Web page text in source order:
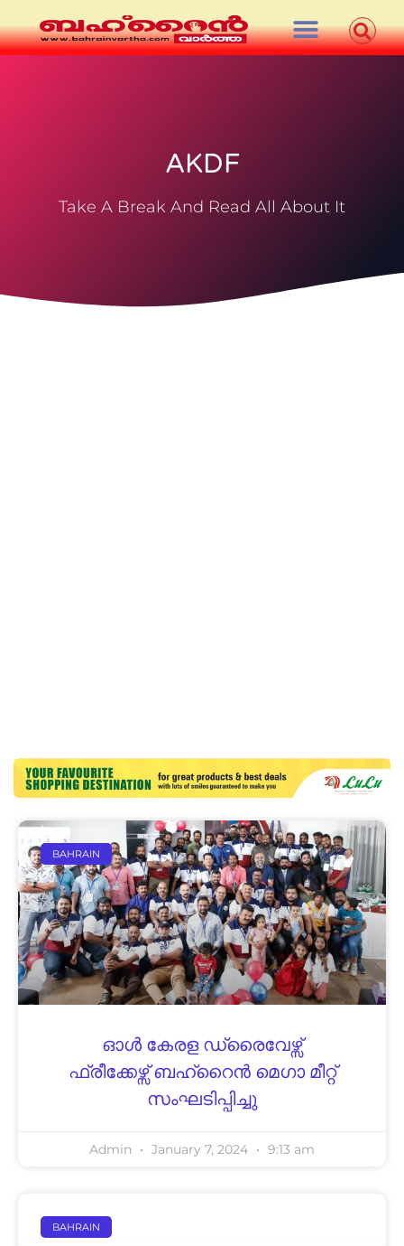
AKDF
Take A Break And Read All About It
BAHRAIN
ഓൾ കേരള ഡ്രൈവേഴ്സ്
ഫ്രീക്കേഴ്സ് ബഹ്‌റൈൻ മെഗാ മീറ്റ്
സംഘടിപ്പിച്ചു
Admin January 7, 2024 9:13 am
BAHRAIN